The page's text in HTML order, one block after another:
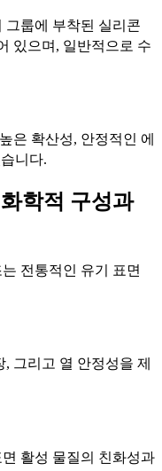
그룹에 부착된 실리콘
있으며, 일반적으로 수
은 확산성, 안정적인 에
니다.
학적 구성과
전통적인 유기 표면
그리고 열 안정성을 제
활성 물질의 친화성과